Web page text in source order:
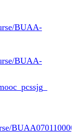
BUAA-
BUAA-